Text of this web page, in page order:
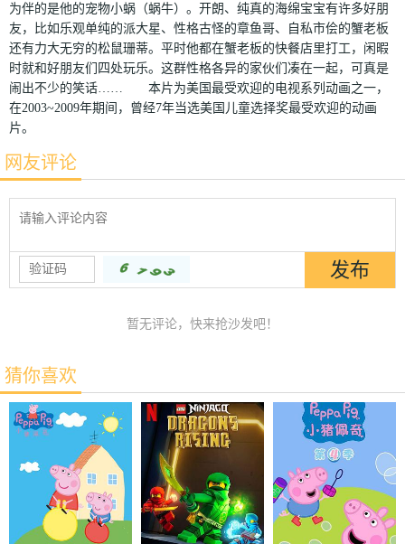
为伴的是他的宠物小蜗（蜗牛）。开朗、纯真的海绵宝宝有许多好朋
友，比如乐观单纯的派大星、性格古怪的章鱼哥、自私市侩的蟹老板
还有力大无穷的松鼠珊蒂。平时他都在蟹老板的快餐店里打工，闲暇
时就和好朋友们四处玩乐。这群性格各异的家伙们凑在一起，可真是
闹出不少的笑话…… 本片为美国最受欢迎的电视系列动画之一，
在2003~2009年期间，曾经7年当选美国儿童选择奖最受欢迎的动画
片。
网友评论
暂无评论，快来抢沙发吧！
猜你喜欢